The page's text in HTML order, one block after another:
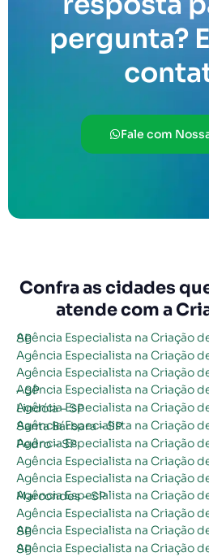
pergunta?
Fale com
Confra as cidades
atende com a
Agência Especialista na Criação de Site em Adamantina – SP
Agência Especialista na Criação
Agência Especialista na Criação
Agência Especialista na Criação de Site em Águas da Prata – SP
Agência Especialista na Criação de Site em Águas de Lindóia – SP
Agência Especialista na Criação de Site em Águas de Santa Bárbara – SP
Agência Especialista na Criação de Site em Águas de São Pedro – SP
Agência Especialista na Criação
Agência Especialista na Criação
Agência Especialista na Criação de Site em Alfredo Marcondes – SP
Agência Especialista na Criação
Agência Especialista na Criação de Site em Altinópolis – SP
Agência Especialista na Criação de Site em Alto Alegre – SP